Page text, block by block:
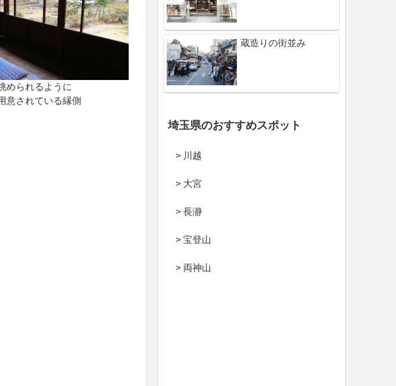
められるように
意されている縁側
蔵造りの街並み
埼玉県のおすすめスポット
> 川越
> 大宮
> 長瀞
> 宝登山
> 両神山